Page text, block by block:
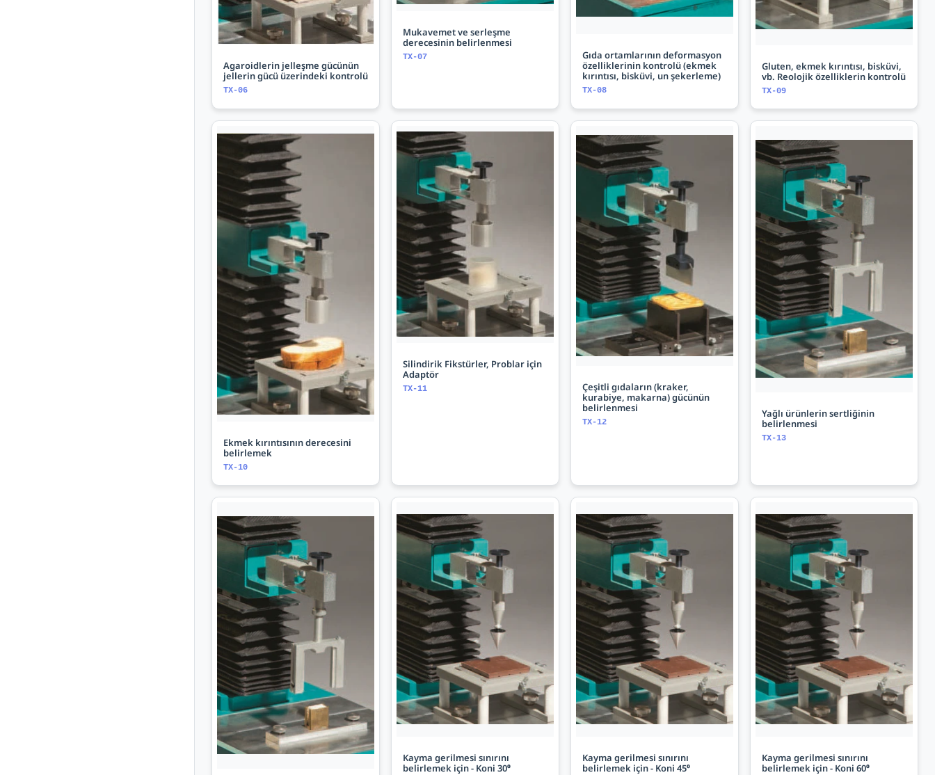
Agaroidlerin jelleşme gücünün
jellerin gücü üzerindeki kontrolü
TX-06
Mukavemet ve serleşme
derecesinin belirlenmesi
TX-07
Gıda ortamlarının deformasyon
özelliklerinin kontrolü (ekmek
kırıntısı, bisküvi, un şekerleme)
TX-08
Gluten, ekmek kırıntısı, bisküvi,
vb. Reolojik özelliklerin kontrolü
TX-09
Ekmek kırıntısının derecesini
belirlemek
TX-10
Silindirik Fikstürler, Problar için
Adaptör
TX-11
Çeşitli gıdaların (kraker,
kurabiye, makarna) gücünün
belirlenmesi
TX-12
Yağlı ürünlerin sertliğinin
belirlenmesi
TX-13
Kayma gerilmesi sınırını
belirlemek için - Koni 30⁰
Kayma gerilmesi sınırını
belirlemek için - Koni 45⁰
Kayma gerilmesi sınırını
belirlemek için - Koni 60⁰